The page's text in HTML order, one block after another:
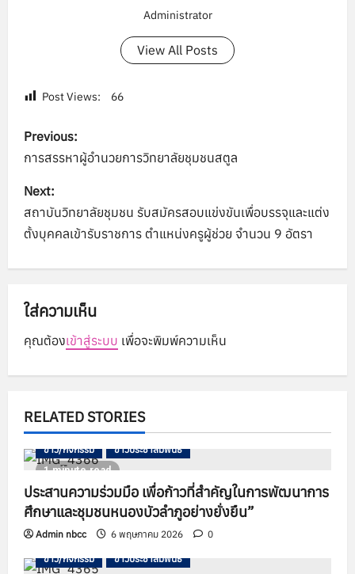
Administrator
View All Posts
Post Views: 66
P
o
s
t
n
a
v
a
t
i
o
n
Previous:
การสรรหาผู้อำนวยการวิทยาลัยชุมชนสตูล
Next:
สถาบันวิทยาลัยชุมชน รับสมัครสอบแข่งขันเพื่อบรรจุและแต่ง
ตั้งบุคคลเข้ารับราชการ ตำแหน่งครูผู้ช่วย จำนวน 9 อัตรา
ใส่ความเห็น
คุณต้องเข้าสู่ระบบ เพื่อจะพิมพ์ความเห็น
RELATED STORIES
1 minute read
ข่าว/กิจกรรม ข่าวประชาสัมพันธ์
ประสานความร่วมมือ เพื่อก้าวที่สำคัญในการพัฒนาการ
ศึกษาและชุมชนหนองบัวลำภูอย่างยั่งยืน”
Admin nbcc 6 พฤษภาคม 2026 0
ข่าว/กิจกรรม ข่าวประชาสัมพันธ์